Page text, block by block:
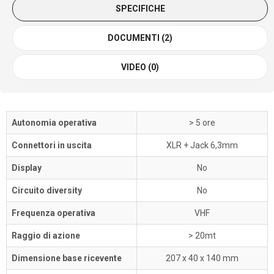
SPECIFICHE
DOCUMENTI (2)
VIDEO (0)
Autonomia operativa > 5 ore
Connettori in uscita XLR + Jack 6,3mm
Display No
Circuito diversity No
Frequenza operativa VHF
Raggio di azione > 20mt
Dimensione base ricevente 207 x 40 x 140 mm